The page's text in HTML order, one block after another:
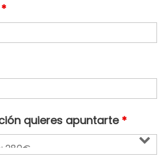
*
quieres apuntarte *